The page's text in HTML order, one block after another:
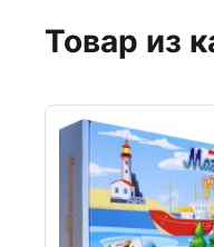
Товар из